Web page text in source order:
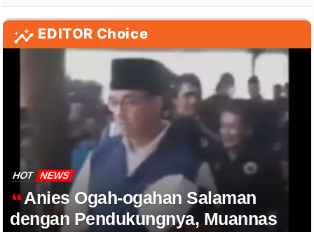
EDITOR Choice
HOT NEWS
Anies Ogah-ogahan Salaman
dengan Pendukungnya, Muannas